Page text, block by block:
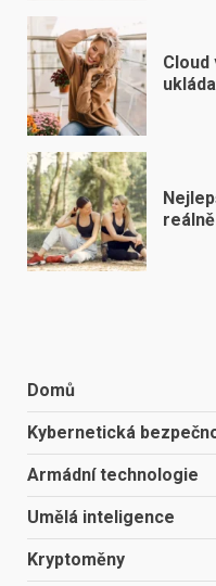
Cloud
Domů
Kybernetická
Armádní technologie
Umělá inteligence
Kryptoměny